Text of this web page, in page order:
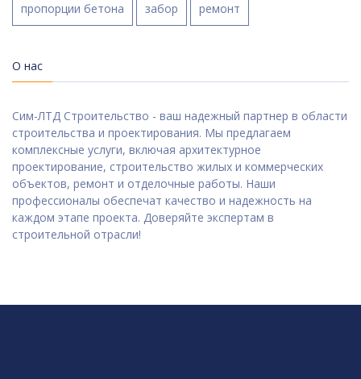
пропорции бетона забор ремонт
О нас
Сим-ЛТД Строительство - ваш надежный партнер в области
строительства и проектирования. Мы предлагаем
комплексные услуги, включая архитектурное
проектирование, строительство жилых и коммерческих
объектов, ремонт и отделочные работы. Наши
профессионалы обеспечат качество и надежность на
каждом этапе проекта. Доверяйте экспертам в
строительной отрасли!